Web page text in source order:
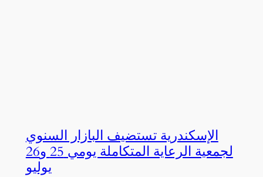
الإسكندرية تستضيف البازار السنوي
لجمعية الرعاية المتكاملة يومي 25 و26
يوليو